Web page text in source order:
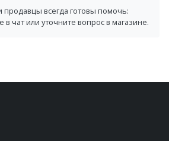
продавцы всегда готовы помочь:
чат или уточните вопрос в магазине.